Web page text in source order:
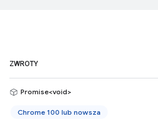
ZWROTY
Promise<void>
Chrome 100 lub nowsza